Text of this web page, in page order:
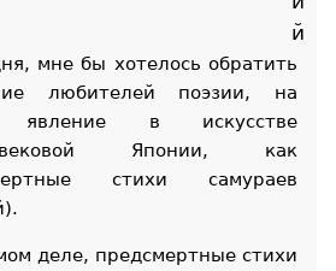
й
мне бы хотелось обратить
любителей поэзии, на
явление в искусстве
Японии, как
стихи самураев
деле, предсмертные стихи